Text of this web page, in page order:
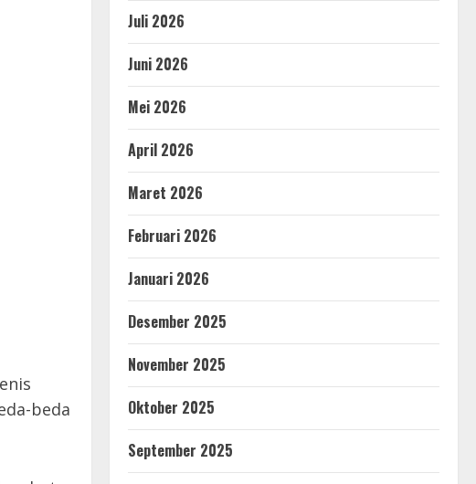
beda
Juli 2026
Juni 2026
Mei 2026
April 2026
Maret 2026
Februari 2026
Januari 2026
Desember 2025
November 2025
Oktober 2025
September 2025